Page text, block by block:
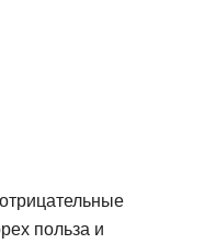
польза и